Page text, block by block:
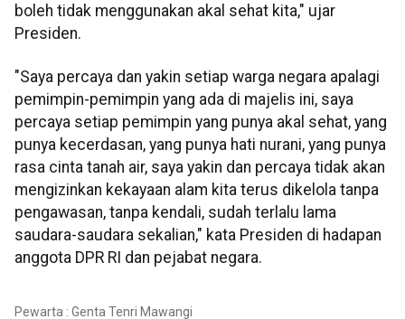
boleh tidak menggunakan akal sehat kita," ujar
Presiden.
"Saya percaya dan yakin setiap warga negara apalagi
pemimpin-pemimpin yang ada di majelis ini, saya
percaya setiap pemimpin yang punya akal sehat, yang
punya kecerdasan, yang punya hati nurani, yang punya
rasa cinta tanah air, saya yakin dan percaya tidak akan
mengizinkan kekayaan alam kita terus dikelola tanpa
pengawasan, tanpa kendali, sudah terlalu lama
saudara-saudara sekalian," kata Presiden di hadapan
anggota DPR RI dan pejabat negara.
Pewarta : Genta Tenri Mawangi